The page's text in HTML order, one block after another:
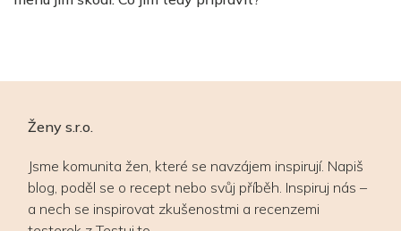
Ženy s.r.o.
Jsme komunita žen, které se navzájem inspirují. Napiš
blog, poděl se o recept nebo svůj příběh. Inspiruj nás –
a nech se inspirovat zkušenostmi a recenzemi